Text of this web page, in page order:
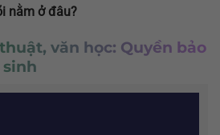
nằm ở đâu?
văn học: Quyền bảo